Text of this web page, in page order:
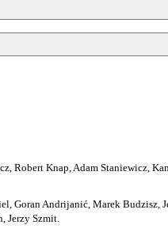
Robert Knap, Adam Staniewicz,
Goran Andrijanić, Marek Budzisz,
Jerzy Szmit.